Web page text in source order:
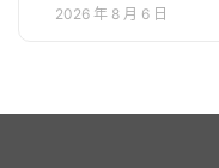
2026 年 8 月 6 日